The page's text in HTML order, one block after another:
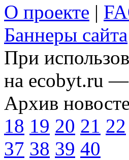
О проекте |
Баннеры сайта
При
на ecobyt.ru —
Архив
18 19 20 21 22
37 38 39 40